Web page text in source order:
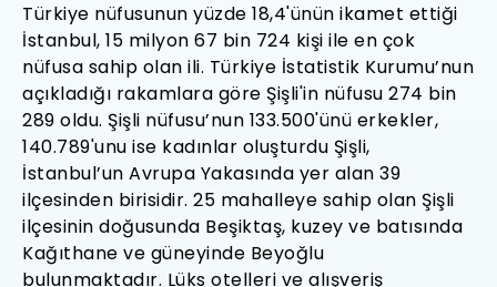
Türkiye nüfusunun yüzde 18,4'ünün ikamet ettiği
İstanbul, 15 milyon 67 bin 724 kişi ile en çok
nüfusa sahip olan ili. Türkiye İstatistik Kurumu’nun
açıkladığı rakamlara göre Şişli'in nüfusu 274 bin
289 oldu. Şişli nüfusu’nun 133.500'ünü erkekler,
140.789'unu ise kadınlar oluşturdu Şişli,
İstanbul’un Avrupa Yakasında yer alan 39
ilçesinden birisidir. 25 mahalleye sahip olan Şişli
ilçesinin doğusunda Beşiktaş, kuzey ve batısında
Kağıthane ve güneyinde Beyoğlu
bulunmaktadır. Lüks otelleri ve alışveriş